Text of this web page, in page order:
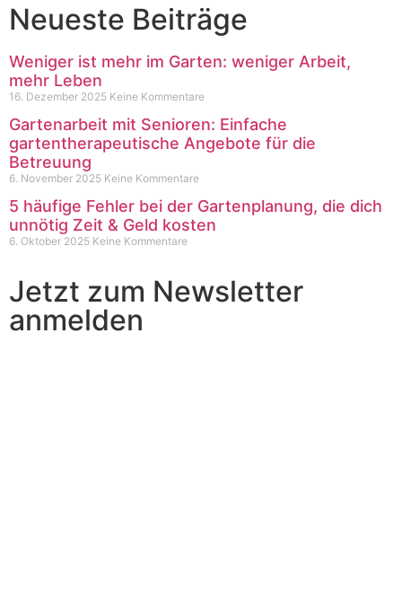
Neueste Beiträge
Weniger ist mehr im Garten: weniger Arbeit,
mehr Leben
16. Dezember 2025 Keine Kommentare
Gartenarbeit mit Senioren: Einfache
gartentherapeutische Angebote für die
Betreuung
6. November 2025 Keine Kommentare
5 häufige Fehler bei der Gartenplanung, die dich
unnötig Zeit & Geld kosten
6. Oktober 2025 Keine Kommentare
Jetzt zum Newsletter
anmelden